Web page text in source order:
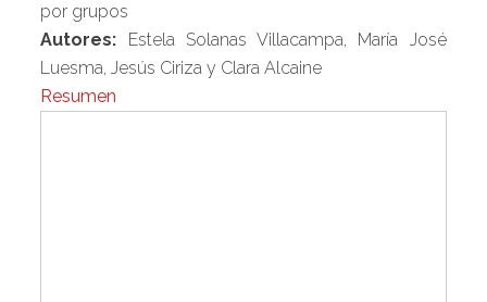
por grupos
Autores: Estela Solanas Villacampa, María José
Luesma, Jesús Ciriza y Clara Alcaine
Resumen